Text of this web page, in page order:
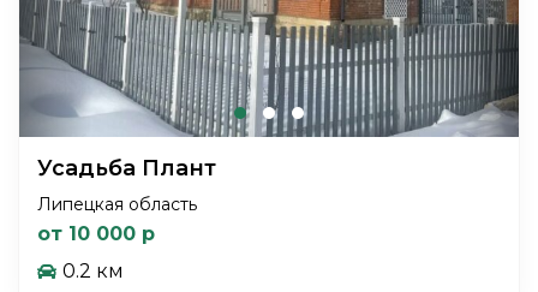
Усадьба Плант
Липецкая область
от 10 000 р
0.2 км